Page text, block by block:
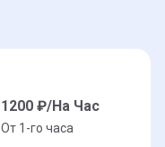
1200₽/На Час
От 1-го часа